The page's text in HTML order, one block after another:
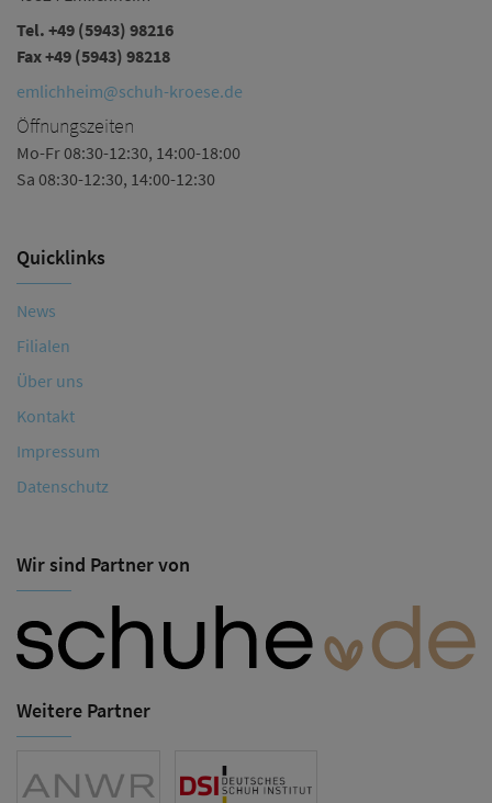
Tel. +49 (5943) 98216
Fax +49 (5943) 98218
emlichheim@schuh-kroese.de
Öffnungszeiten
Mo-Fr 08:30-12:30, 14:00-18:00
Sa 08:30-12:30, 14:00-12:30
Quicklinks
News
Filialen
Über uns
Kontakt
Impressum
Datenschutz
Wir sind Partner von
Weitere Partner